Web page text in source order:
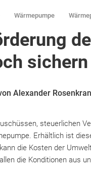
Wärmepumpe
Alexander
steuerlichen
Erhältlich ist
die Kosten der
die Konditionen aus